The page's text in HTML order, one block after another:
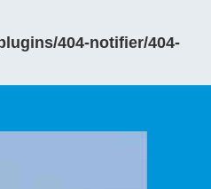
404-notifier/404-